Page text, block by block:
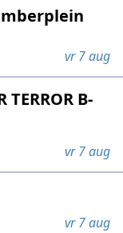
vr 7 aug
TERROR B-
vr 7 aug
vr 7 aug